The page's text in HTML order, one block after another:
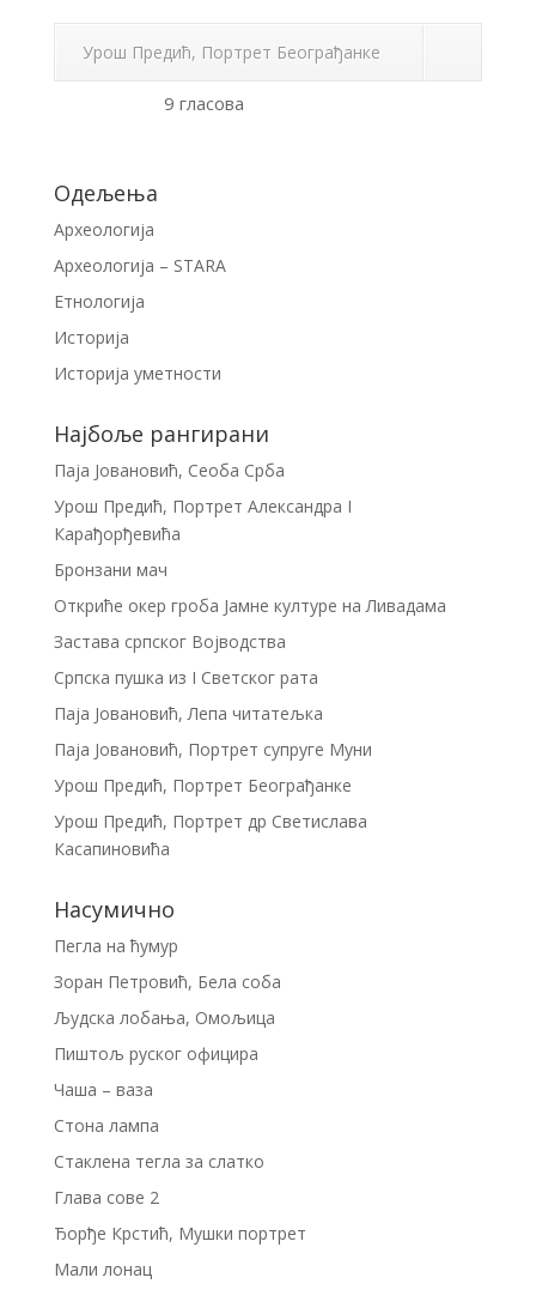
Урош Предић, Портрет Београђанке
9 гласова
Одељења
Археологија
Археологија – STARA
Етнологија
Историја
Историја уметности
Најбоље рангирани
Паја Јовановић, Сеоба Срба
Урош Предић, Портрет Александра I
Карађорђевића
Бронзани мач
Откриће окер гроба Јамне културе на Ливадама
Застава српског Војводства
Српска пушка из I Светског рата
Паја Јовановић, Лепа читатељка
Паја Јовановић, Портрет супруге Муни
Урош Предић, Портрет Београђанке
Урош Предић, Портрет др Светислава
Касапиновића
Насумично
Пегла на ћумур
Зоран Петровић, Бела соба
Људска лобања, Омољица
Пиштољ руског официра
Чаша – ваза
Стона лампа
Стаклена тегла за слатко
Глава сове 2
Ђорђе Крстић, Мушки портрет
Мали лонац